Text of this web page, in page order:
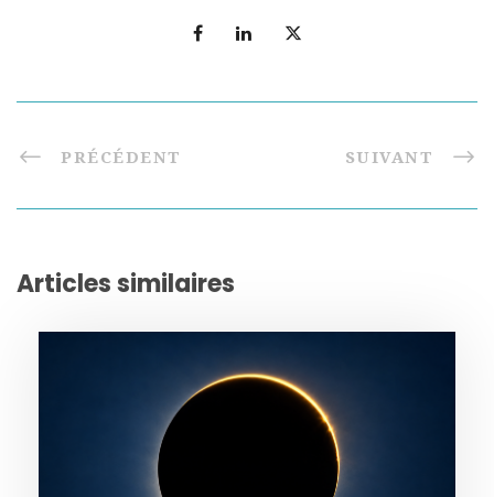
PRÉCÉDENT SUIVANT
Articles similaires